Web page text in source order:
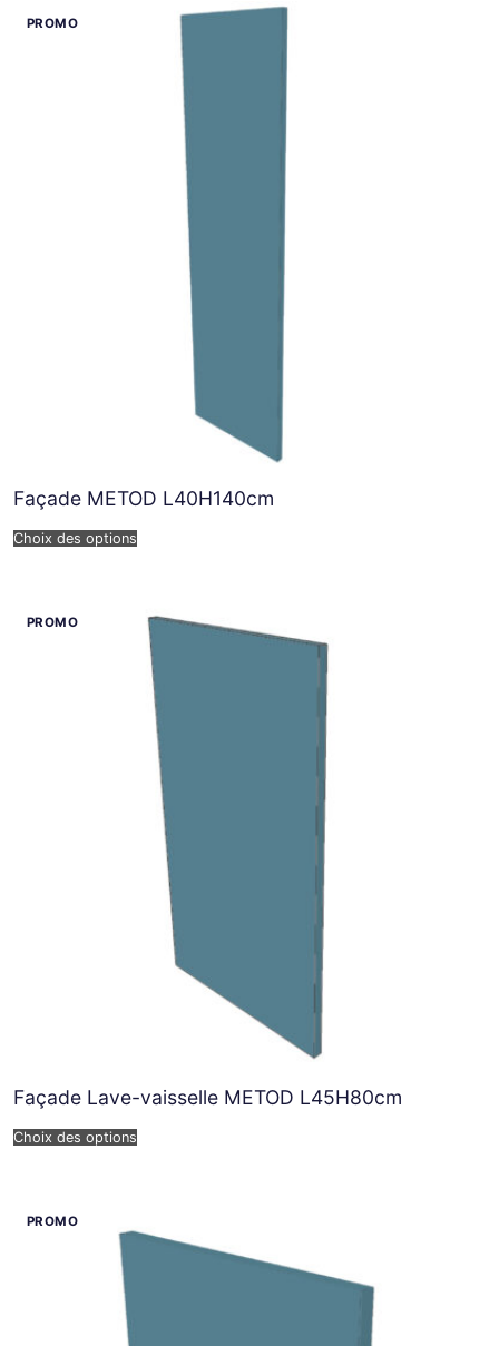
Façade METOD L40H140cm
Choix des options
Façade Lave-vaisselle METOD L45H80cm
Choix des options